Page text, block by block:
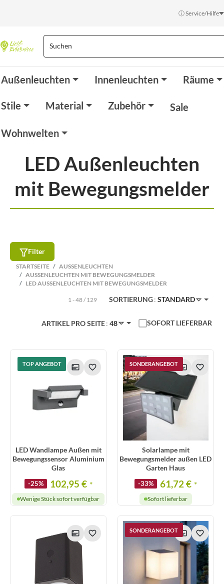
ⓘ Service/Hilfe
Außenleuchten Innenleuchten Räume
Stile Material Zubehör Sale
Wohnwelten
LED Außenleuchten
mit Bewegungsmelder
Filter
STARTSEITE
AUSSENLEUCHTEN
AUSSENLEUCHTEN MIT BEWEGUNGSMELDER
LED AUSSENLEUCHTEN MIT BEWEGUNGSMELDER
1 - 48 / 129 SORTIERUNG STANDARD
ARTIKEL PRO SEITE 48 SOFORT LIEFERBAR
TOP ANGEBOT
LED Wandlampe Außen mit
Bewegungssensor Aluminium
Glas
-25% 102,95 € *
Wenige Stück sofort verfügbar
SONDERANGEBOT
Solarlampe mit
Bewegungsmelder außen LED
Garten Haus
-33% 61,72 € *
Sofort lieferbar
SONDERANGEBOT